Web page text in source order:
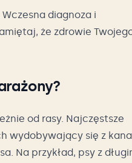
diagnoza i
że zdrowie
od rasy. Najczęstsze
wydobywający się z
Na przykład, psy z